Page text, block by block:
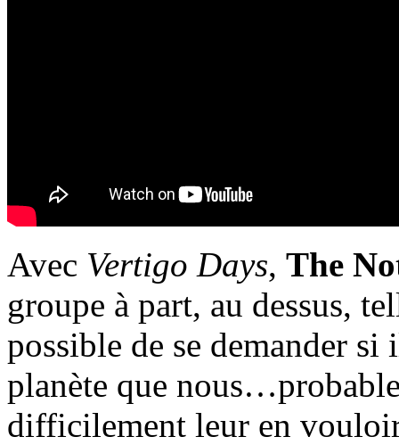
Avec Vertigo Days, The
groupe à part, au dessus,
possible de se demander
planète que
difficilement leur en